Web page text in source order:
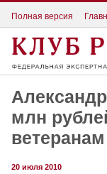
Полная версия
млн
ветеранам
20 июля 2010